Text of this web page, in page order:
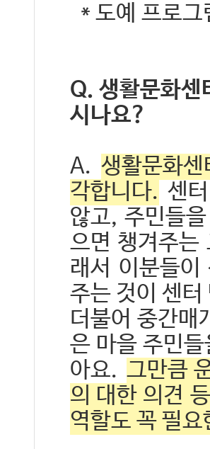
* 도예 프로
Q. 생활문화센
시나요?
A. 생활문화
각합니다. 센
않고, 주민들
으면 챙겨주는
래서 이분들
주는 것이 센
더불어 중간매
은 마을 주민
아요. 그만큼
의 대한 의견
역할도 꼭 필